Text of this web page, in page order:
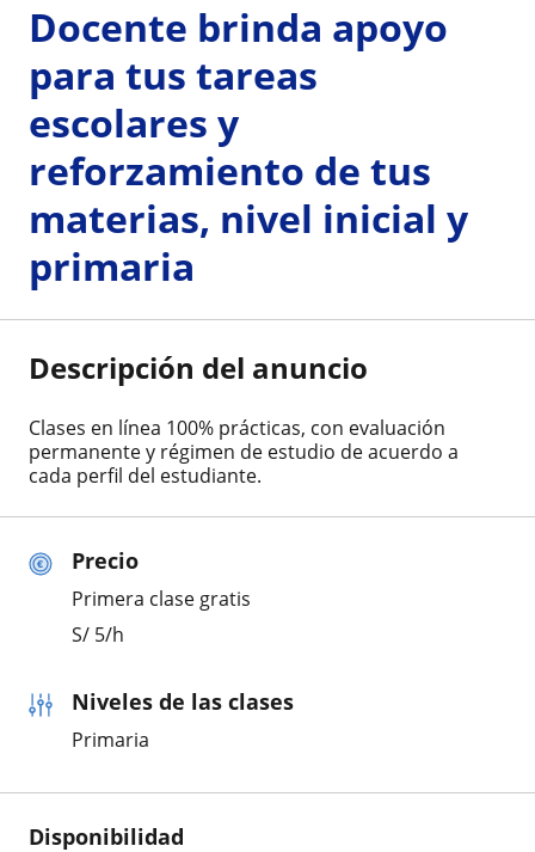
Precio
Primera clase gratis
S/ 5/h
Niveles de las clases
Primaria
Disponibilidad
Docente brinda apoyo
para tus tareas
escolares y
reforzamiento de tus
materias, nivel inicial y
primaria
Descripción del anuncio
Clases en línea 100% prácticas, con evaluación
permanente y régimen de estudio de acuerdo a
cada perfil del estudiante.